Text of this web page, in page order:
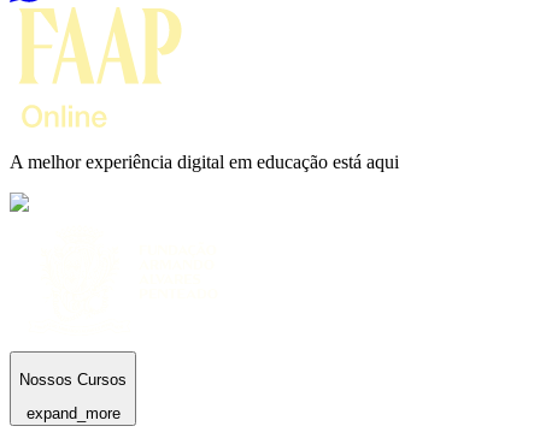
A melhor experiência digital em educação está aqui
Nossos Cursos
expand_more